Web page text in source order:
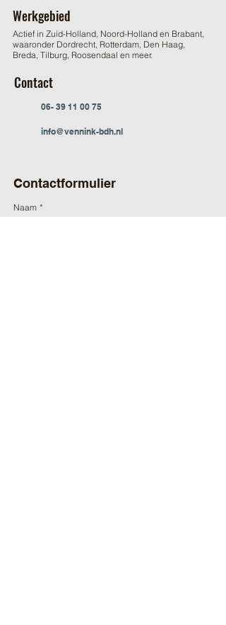
Werkgebied
Actief in Zuid-Holland, Noord-Holland en Brabant,
waaronder Dordrecht, Rotterdam, Den Haag,
Breda, Tilburg, Roosendaal en meer.
Contact
06- 39 11 00 75
info@vennink-bdh.nl
Contactformulier
Naam *